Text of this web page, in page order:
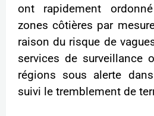
ont rapidement
zones côtières par
raison du risque de
services de surveillance
régions sous alerte
suivi le tremblement de